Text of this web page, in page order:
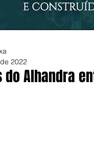
do Alhandra
2022